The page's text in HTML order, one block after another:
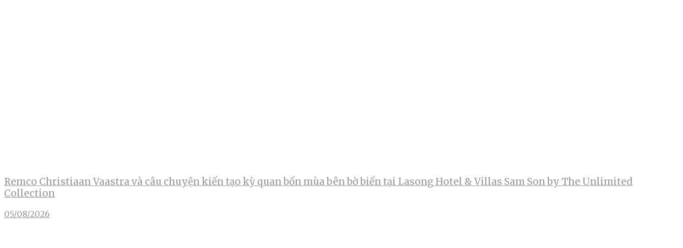
Remco Christiaan Vaastra và câu chuyện kiến tạo kỳ quan bốn mùa bên bờ biển tại Lasong Hotel & Villas Sam Son by The Unlimited
Collection
05/08/2026